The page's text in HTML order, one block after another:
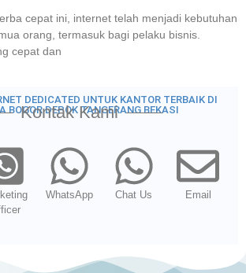
cepat ini, internet telah menjadi kebutuhan
orang, termasuk bagi pelaku bisnis.
cepat dan
DEDICATED UNTUK KANTOR TERBAIK DI
BOGOR DEPOK TANGERANG BEKASI
Kontak Kami
WhatsApp Chat Us Email